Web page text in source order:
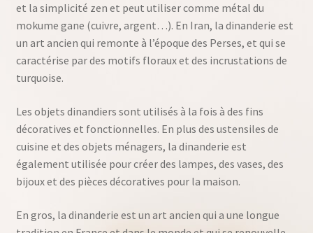
et la simplicité zen et peut utiliser comme métal du
mokume gane (cuivre, argent…). En Iran, la dinanderie est
un art ancien qui remonte à l’époque des Perses, et qui se
caractérise par des motifs floraux et des incrustations de
turquoise.
Les objets dinandiers sont utilisés à la fois à des fins
décoratives et fonctionnelles. En plus des ustensiles de
cuisine et des objets ménagers, la dinanderie est
également utilisée pour créer des lampes, des vases, des
bijoux et des pièces décoratives pour la maison.
En gros, la dinanderie est un art ancien qui a une longue